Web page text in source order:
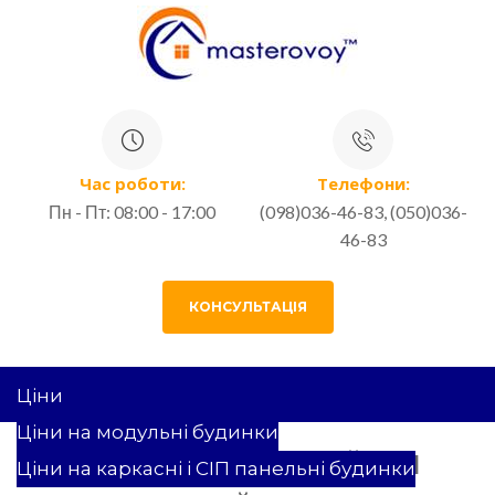
Час роботи:
Пн - Пт: 08:00 - 17:00
Телефони:
(098)036-46-83, (050)036-
46-83
КОНСУЛЬТАЦІЯ
Ціни
Ціни на модульні будинки
Ціни на каркасні і СІП панельні будинки
ОДНОПОВЕРХОВИЙ СІП